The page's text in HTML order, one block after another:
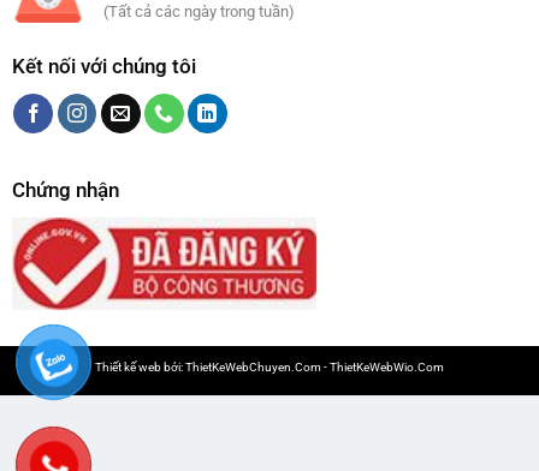
(Tất cả các ngày trong tuần)
Kết nối với chúng tôi
Chứng nhận
Thiết kế web bởi:ThietKeWebChuyen.Com-ThietKeWebWio.Com